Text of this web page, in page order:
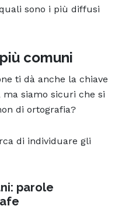
sono i più diffusi
comuni
ti dà anche la chiave
siamo sicuri che si
di ortografia?
di individuare gli
parole